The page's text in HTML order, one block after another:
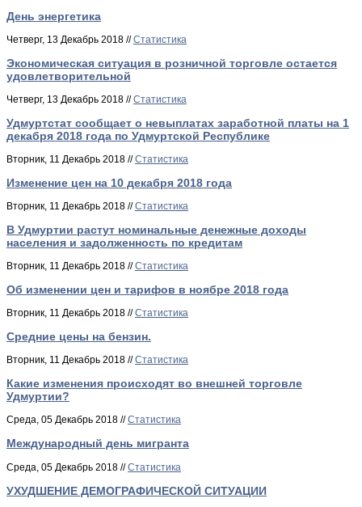
День энергетика
Четверг, 13 Декабрь 2018 //Статистика
Экономическая ситуация в розничной торговле остается
удовлетворительной
Четверг, 13 Декабрь 2018 //Статистика
Удмуртстат сообщает о невыплатах заработной платы на 1
декабря 2018 года по Удмуртской Республике
Вторник, 11 Декабрь 2018 //Статистика
Изменение цен на 10 декабря 2018 года
Вторник, 11 Декабрь 2018 //Статистика
В Удмуртии растут номинальные денежные доходы
населения и задолженность по кредитам
Вторник, 11 Декабрь 2018 //Статистика
Об изменении цен и тарифов в ноябре 2018 года
Вторник, 11 Декабрь 2018 //Статистика
Средние цены на бензин.
Вторник, 11 Декабрь 2018 //Статистика
Какие изменения происходят во внешней торговле
Удмуртии?
Среда, 05 Декабрь 2018 //Статистика
Международный день мигранта
Среда, 05 Декабрь 2018 //Статистика
УХУДШЕНИЕ ДЕМОГРАФИЧЕСКОЙ СИТУАЦИИ